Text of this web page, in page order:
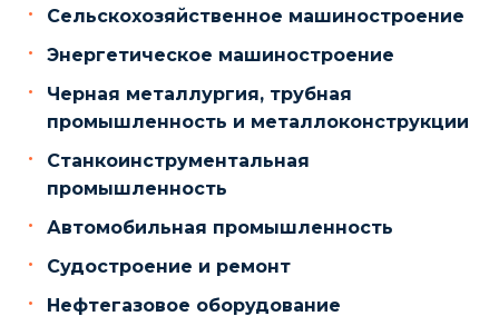
Сельскохозяйственное машиностроение
Энергетическое машиностроение
Черная металлургия, трубная
промышленность и металлоконструкции
Станкоинструментальная
промышленность
Автомобильная промышленность
Судостроение и ремонт
Нефтегазовое оборудование